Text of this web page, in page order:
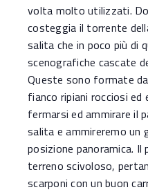
volta molto utilizzati.
costeggia il torrente
salita che in poco più di
scenografiche cascate
Queste sono formate
fianco ripiani rocciosi ed
fermarsi ed ammirare il
salita e ammireremo un
posizione panoramica.
terreno scivoloso,
scarponi con un buon